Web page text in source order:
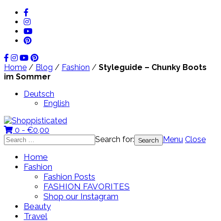
Home / Blog / Fashion / Styleguide – Chunky Boots
im Sommer
Deutsch
English
0 - €0,00
Search for:
Menu Close
Home
Fashion
Fashion Posts
FASHION FAVORITES
Shop our Instagram
Beauty
Travel